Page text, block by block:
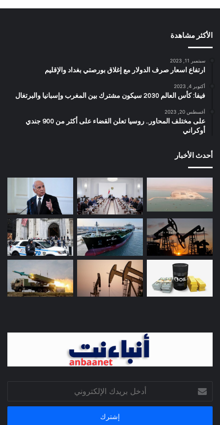
الأكثر مشاهدة
سبتمبر 11, 2023
ارتفاع اسعار صرف الدولار مع إغلاق بورصتي بغداد والإقليم
أكتوبر 4, 2023
فيفا: كأس العالم 2030 سيكون مشترك بين المغرب وإسبانيا والبرتغال
أغسطس 20, 2023
على مختلف المحاور.. روسيا تعلن القضاء على أكثر من 900 جندي
أوكراني
أحدث الأخبار
بريدك
الإلكتروني